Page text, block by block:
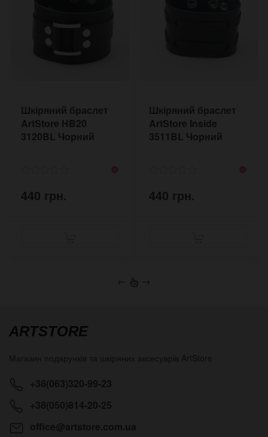
Шкіряний браслет
ArtStore HB20
3120BL Чорний
440 грн.
Шкіряний браслет
ArtStore Inside
3511BL Чорний
440 грн.
← →
ARTSTORE